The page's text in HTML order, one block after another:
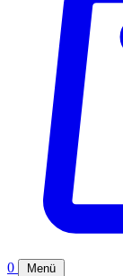
0 Menü